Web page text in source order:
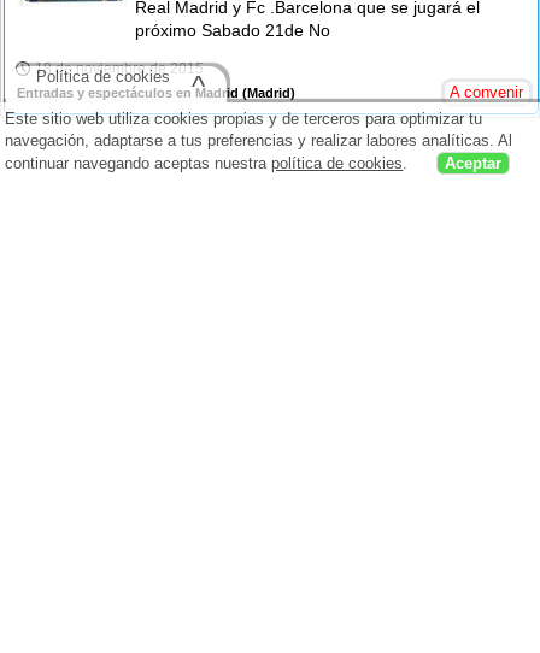
Real Madrid y Fc .Barcelona que se jugará el
próximo Sabado 21de No
18 de noviembre de 2015
Entradas y espectáculos en Madrid (Madrid)
A convenir
Este sitio web utiliza cookies propias y de terceros para optimizar tu
navegación, adaptarse a tus preferencias y realizar labores analíticas. Al
continuar navegando aceptas nuestrapolítica de cookies. Aceptar
Política de cookies ^